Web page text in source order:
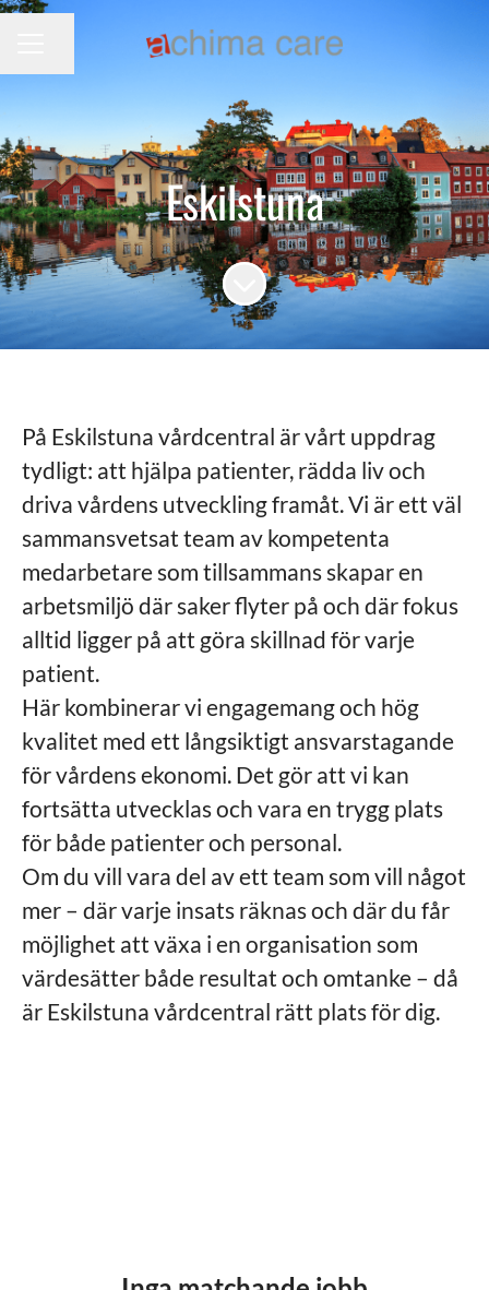
Eskilstuna
Skrolla för mer innehåll
På Eskilstuna vårdcentral är vårt uppdrag
tydligt: att hjälpa patienter, rädda liv och
driva vårdens utveckling framåt. Vi är ett väl
sammansvetsat team av kompetenta
medarbetare som tillsammans skapar en
arbetsmiljö där saker flyter på och där fokus
alltid ligger på att göra skillnad för varje
patient.
Här kombinerar vi engagemang och hög
kvalitet med ett långsiktigt ansvarstagande
för vårdens ekonomi. Det gör att vi kan
fortsätta utvecklas och vara en trygg plats
för både patienter och personal.
Om du vill vara del av ett team som vill något
mer – där varje insats räknas och där du får
möjlighet att växa i en organisation som
värdesätter både resultat och omtanke – då
är Eskilstuna vårdcentral rätt plats för dig.